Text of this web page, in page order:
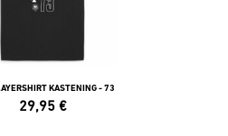
KASTENING - 73
29,95 €